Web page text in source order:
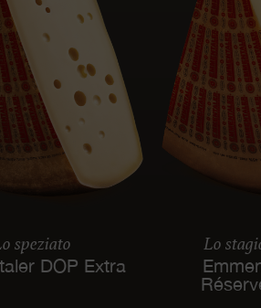
speziato
DOP Extra
Lo